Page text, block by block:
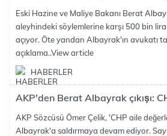
Eski Hazine ve Maliye Bakanı Berat
aleyhindeki söylemlerine karşı 500 bin
açıyor. Öte yandan Albayrak'ın avukatı
açıklama..View article
HABERLER
AKP'den Berat Albayrak çıkışı:
AKP Sözcüsü Ömer Çelik, 'CHP aile
Albayrak'a saldırmaya devam ediyor.